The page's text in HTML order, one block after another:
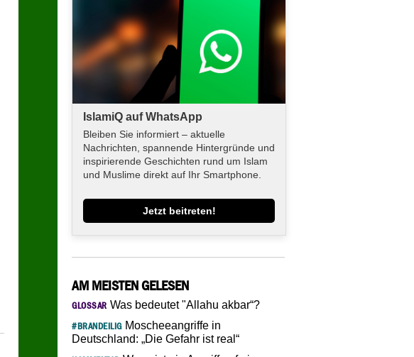
IslamiQ auf WhatsApp
Bleiben Sie informiert – aktuelle
Nachrichten, spannende Hintergründe und
inspirierende Geschichten rund um Islam
und Muslime direkt auf Ihr Smartphone.
Jetzt beitreten!
AM MEISTEN GELESEN
GLOSSAR Was bedeutet "Allahu akbar“?
#BRANDEILIGMoscheeangriffe in
Deutschland: „Die Gefahr ist real“